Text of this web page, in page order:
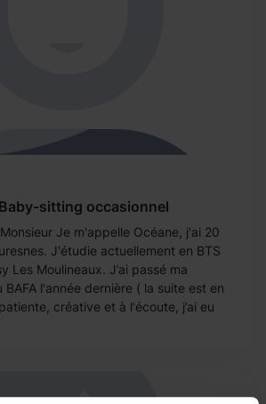
sitting occasionnel
Je m'appelle Océane, j'ai 20
J'étudie actuellement en BTS
Les Moulineaux. J’ai passé ma
l'année dernière ( la suite est en
créative et à l'écoute, j’ai eu